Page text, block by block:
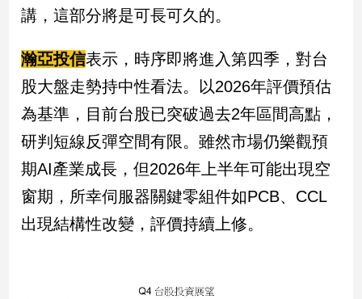
活
建
築/
室
內
計
旅
遊/
美
講，這部分將是可長可久的。
瀚亞投信表示，時序即將進入第四季，對台
股大盤走勢持中性看法。以2026年評價預估
為基準，目前台股已突破過去2年區間高點，
研判短線反彈空間有限。雖然市場仍樂觀預
期AI產業成長，但2026年上半年可能出現空
窗期，所幸伺服器關鍵零組件如PCB、CCL
出現結構性改變，評價持續上修。